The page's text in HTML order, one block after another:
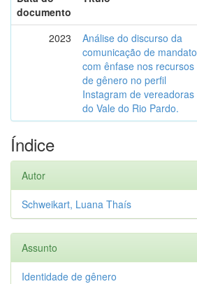
documento
2023
Análise do discurso da
comunicação de mandato
com ênfase nos recursos
de gênero no perfil
Instagram de vereadoras
do Vale do Rio Pardo.
Índice
Autor
Schweikart, Luana Thaís
Assunto
Identidade de gênero